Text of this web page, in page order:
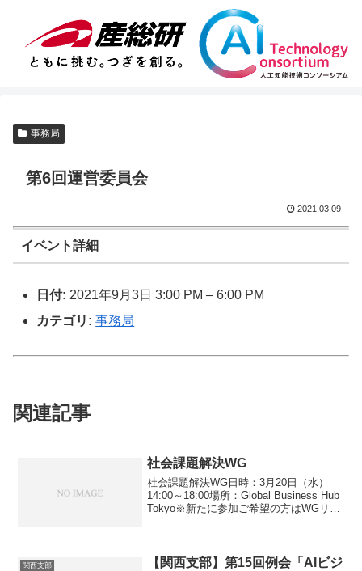
事務局
第6回運営委員会
2021.03.09
イベント詳細
日付: 2021年9月3日 3:00 PM –6:00 PM
カテゴリ: 事務局
関連記事
社会課題解決WG
社会課題解決WG日時：3月20日（水）
14:00～18:00場所：Global Business Hub
Tokyo※新たに参加ご希望の方はWGリー
関西支部
【関西支部】第15回例会「AIビジ